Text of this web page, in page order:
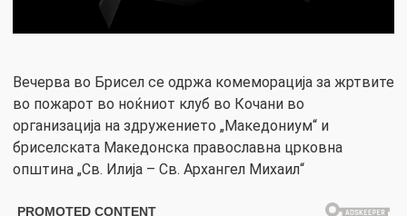
Вечерва во Брисел се одржа комеморација за жртвите
во пожарот во ноќниот клуб во Кочани во
организација на здружението „Македониум“ и
бриселската Македонска православна црковна
општина „Св. Илија – Св. Архангел Михаил“